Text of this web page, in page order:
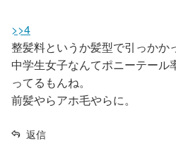
>>4
整髪料というか髪型で引っかか
中学生女子なんてポニーテール
ってるもんね。
前髪やらアホ毛やらに。
返信